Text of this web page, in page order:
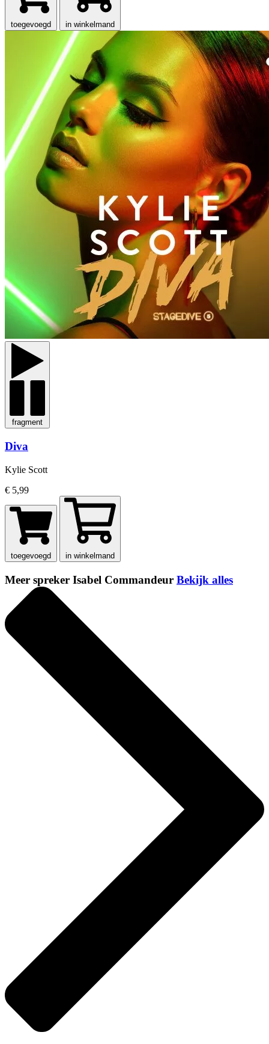
toegevoegd in winkelmand
fragment
Diva
Kylie Scott
€ 5,99
toegevoegd in winkelmand
Meer spreker Isabel Commandeur Bekijk alles